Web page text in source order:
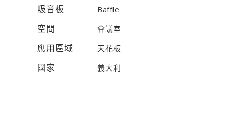
吸音板 Baffle
空間 會議室
應用區域 天花板
國家 義大利